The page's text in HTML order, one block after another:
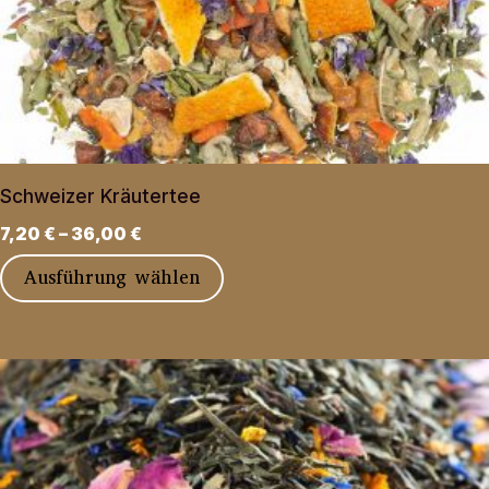
Die
Optionen
können
auf
der
Schweizer Kräutertee
7,20 € – 36,00 €
Ausführung wählen
Dieses
mehrere
Varianten
auf.
Die